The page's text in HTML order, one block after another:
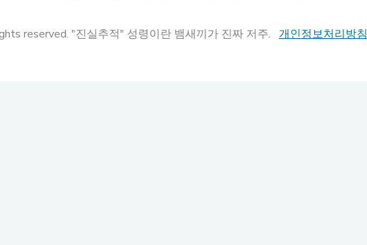
reserved. "진실추적" 성령이란 뱀새끼가 진짜 저주. 개인정보처리방침